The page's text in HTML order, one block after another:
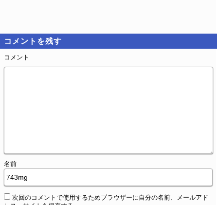
コメントを残す
コメント
名前
次回のコメントで使用するためブラウザーに自分の名前、メールアド